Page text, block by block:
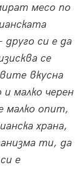
месо по
си е да
се
вкусна
малко черен
малко опит,
храна,
ти, да
е